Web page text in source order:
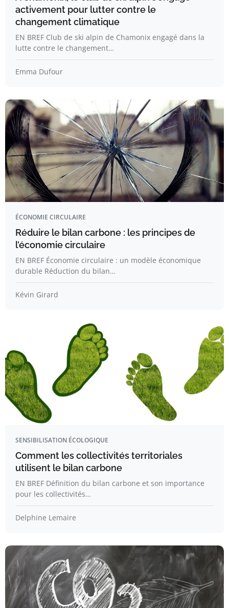
activement pour lutter contre le
changement climatique
EN BREF Club de ski alpin de Chamonix engagé dans la
lutte contre le changement…
Emma Dufour
ÉCONOMIE CIRCULAIRE
Réduire le bilan carbone : les principes de
l’économie circulaire
EN BREF Économie circulaire : un modèle économique
durable Réduction du bilan…
Kévin Girard
SENSIBILISATION ÉCOLOGIQUE
Comment les collectivités territoriales
utilisent le bilan carbone
EN BREF Définition du bilan carbone et son importance
pour les collectivités…
Delphine Lemaire